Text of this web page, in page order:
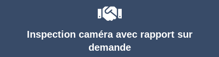
Inspection caméra avec rapport sur
demande